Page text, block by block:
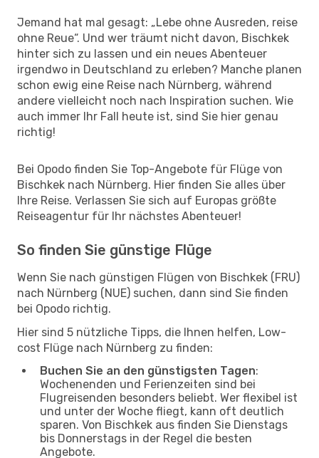
Jemand hat mal gesagt: „Lebe ohne Ausreden, reise
ohne Reue“. Und wer träumt nicht davon, Bischkek
hinter sich zu lassen und ein neues Abenteuer
irgendwo in Deutschland zu erleben? Manche planen
schon ewig eine Reise nach Nürnberg, während
andere vielleicht noch nach Inspiration suchen. Wie
auch immer Ihr Fall heute ist, sind Sie hier genau
richtig!
Bei Opodo finden Sie Top-Angebote für Flüge von
Bischkek nach Nürnberg. Hier finden Sie alles über
Ihre Reise. Verlassen Sie sich auf Europas größte
Reiseagentur für Ihr nächstes Abenteuer!
So finden Sie günstige Flüge
Wenn Sie nach günstigen Flügen von Bischkek (FRU)
nach Nürnberg (NUE) suchen, dann sind Sie finden
bei Opodo richtig.
Hier sind 5 nützliche Tipps, die Ihnen helfen, Low-
cost Flüge nach Nürnberg zu finden:
Buchen Sie an den günstigsten Tagen:
Wochenenden und Ferienzeiten sind bei
Flugreisenden besonders beliebt. Wer flexibel ist
und unter der Woche fliegt, kann oft deutlich
sparen. Von Bischkek aus finden Sie Dienstags
bis Donnerstags in der Regel die besten
Angebote.